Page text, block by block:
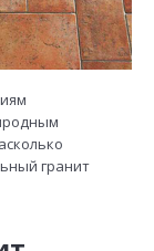
гранит